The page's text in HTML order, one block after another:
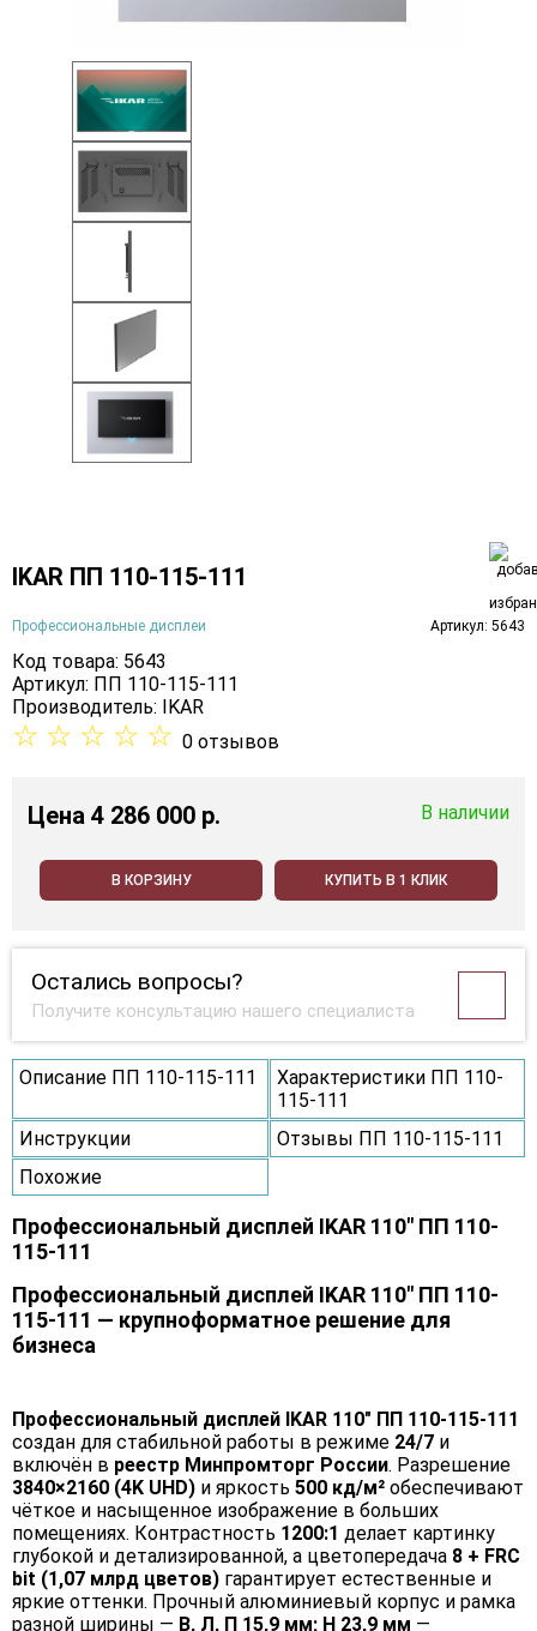
IKAR ПП 110-115-111
Профессиональные дисплеи Артикул: 5643
Код товара: 5643
Артикул: ПП 110-115-111
Производитель:
IKAR
☆ ☆ ☆ ☆ ☆ 0 отзывов
Цена 4 286 000 p. В наличии
В КОРЗИНУ КУПИТЬ В 1 КЛИК
Остались вопросы?
Получите консультацию нашего специалиста
Описание ПП 110-115-111
Характеристики ПП 110-
115-111
Инструкции
Отзывы ПП 110-115-111
Похожие
Профессиональный дисплей IKAR 110" ПП 110-
115-111
Профессиональный дисплей IKAR 110" ПП 110-
115-111 — крупноформатное решение для
бизнеса
Профессиональный дисплей IKAR 110" ПП 110-115-111
создан для стабильной работы в режиме 24/7 и
включён в реестр Минпромторг России. Разрешение
3840×2160 (4K UHD) и яркость 500 кд/м² обеспечивают
чёткое и насыщенное изображение в больших
помещениях. Контрастность 1200:1 делает картинку
глубокой и детализированной, а цветопередача 8 + FRC
bit (1,07 млрд цветов) гарантирует естественные и
яркие оттенки. Прочный алюминиевый корпус и рамка
разной ширины — В, Л, П 15,9 мм; Н 23,9 мм —